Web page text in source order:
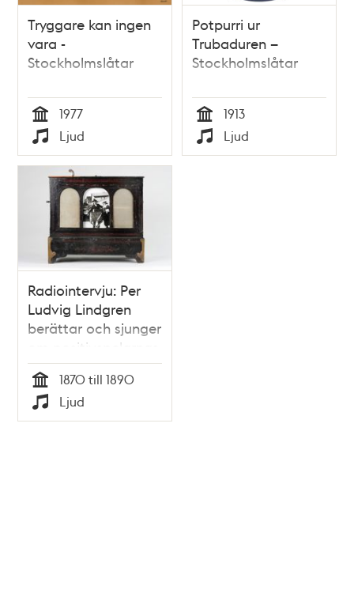
Tryggare kan ingen
vara -
Stockholmslåtar
Tid
1977
Typ
Ljud
Potpurri ur
Trubaduren –
Stockholmslåtar
Tid
1913
Typ
Ljud
Radiointervju: Per
Ludvig Lindgren
berättar och sjunger
om positivspelarnas
visor på 1870- och
80-talet.
Tid
1870 till 1890
Typ
Ljud